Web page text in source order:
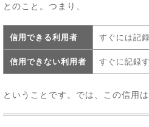
とのこと。つまり、
信用できる利用者 すぐには記
信用できない利用者 すぐに記録
ということです。では、この信用